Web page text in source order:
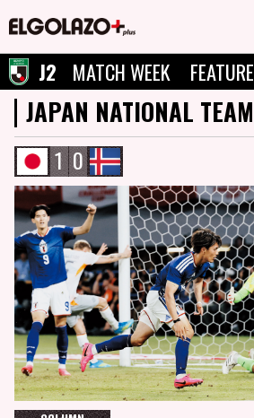
J2 MATCH WEEK FEATURE
JAPAN NATIONAL TEAM
1 0